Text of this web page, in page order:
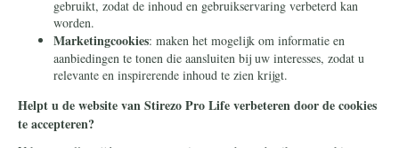
Nalaten
Zelf overschrijven